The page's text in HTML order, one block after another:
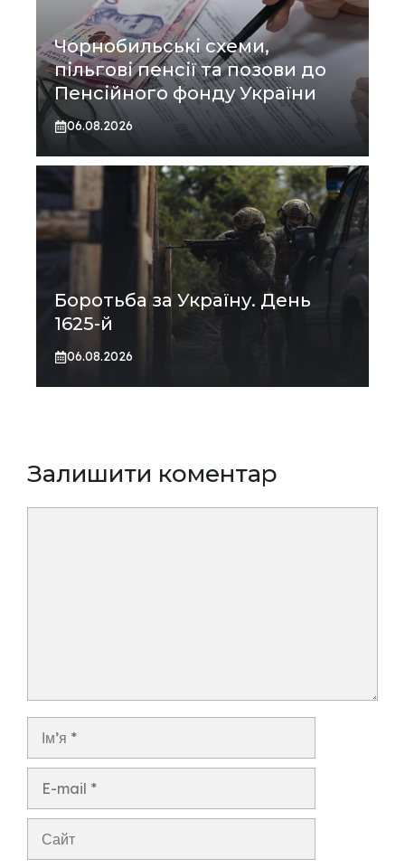
Чорнобильські схеми,
пільгові пенсії та позови до
Пенсійного фонду України
06.08.2026
Боротьба за Україну. День
1625-й
06.08.2026
Залишити коментар
Ім’я
Сайт